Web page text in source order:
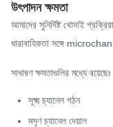
উৎপাদন ক্ষমতা
আমাদের সুনির্দিষ্ট খোদাই
ধারাবাহিকতা সঙ্গে
সাধারণ ক্ষমতাগুলির মধ্যে রয়েছেঃ
সূক্ষ্ম চ্যানেল গঠন
মসৃণ চ্যানেল দেয়াল